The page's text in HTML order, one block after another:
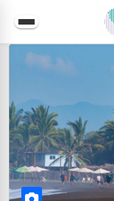
Saltar